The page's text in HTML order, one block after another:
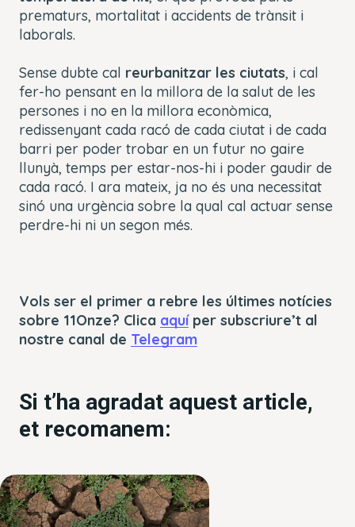
prematurs, mortalitat i accidents de trànsit i
laborals.
Sense dubte cal reurbanitzar les ciutats, i cal
fer-ho pensant en la millora de la salut de les
persones i no en la millora econòmica,
redissenyant cada racó de cada ciutat i de cada
barri per poder trobar en un futur no gaire
llunyà, temps per estar-nos-hi i poder gaudir de
cada racó. I ara mateix, ja no és una necessitat
sinó una urgència sobre la qual cal actuar sense
perdre-hi ni un segon més.
Vols ser el primer a rebre les últimes notícies
sobre 11Onze? Clica aquíper subscriure’t al
nostre canal de Telegram
Si t’ha agradat aquest article,
et recomanem: